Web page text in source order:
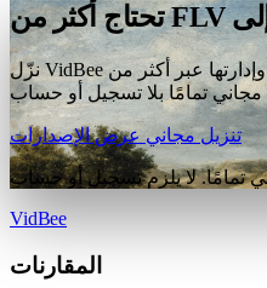
نزّل VidBee لتنزيل الفيديوهات دفعة واحدة وإدارتها عبر أكثر من
تنزيل مجانيعرض الإصدارات
VidBee
المقارنات